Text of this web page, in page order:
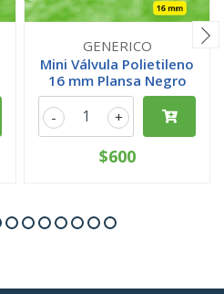
GENERICO
Mini Válvula Polietileno
16 mm Plansa Negro
+
-
$600